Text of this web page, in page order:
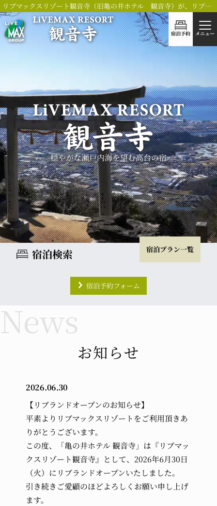
リブマックスリゾート観音寺（旧亀の井ホテル 観音寺）が、リブランドOPEN！
宿泊予約 メニュー
穏やかな瀬戸内海を望む高台の宿
宿泊検索 宿泊プラン一覧
宿泊予約フォーム
小学生
幼児 (布団のみ)
受け入れなし
幼児 (布団・食事不要)
お知らせ
2026.06.30
【リブランドオープンのお知らせ】
平素よりリブマックスリゾートをご利用頂きあ
りがとうございます。
この度、「亀の井ホテル 観音寺」は『リブマッ
クスリゾート観音寺』として、2026年6月30日
（火）にリブランドオープンいたしました。
引き続きご愛顧のほどよろしくお願い申し上げ
ます。